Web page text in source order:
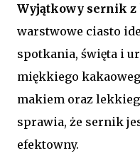
Wyjątkowy sernik z
warstwowe ciasto
spotkania, święta i
miękkiego
makiem oraz
sprawia, że sernik
efektowny.